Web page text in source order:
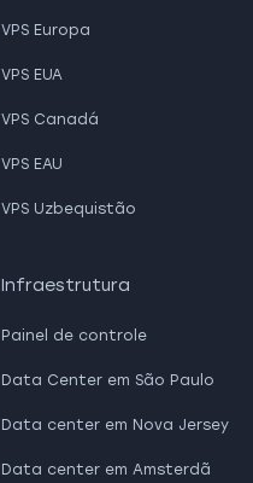
VPS Europa
VPS EUA
VPS Canadá
VPS EAU
VPS Uzbequistão
Infraestrutura
Painel de controle
Data Center em São Paulo
Data center em Nova Jersey
Data center em Amsterdã